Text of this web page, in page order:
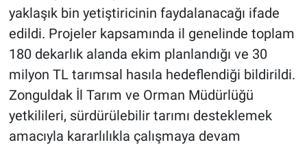
yaklaşık bin yetiştiricinin faydalanacağı ifade
edildi. Projeler kapsamında il genelinde toplam
180 dekarlık alanda ekim planlandığı ve 30
milyon TL tarımsal hasıla hedeflendiği bildirildi.
Zonguldak İl Tarım ve Orman Müdürlüğü
yetkilileri, sürdürülebilir tarımı desteklemek
amacıyla kararlılıkla çalışmaya devam